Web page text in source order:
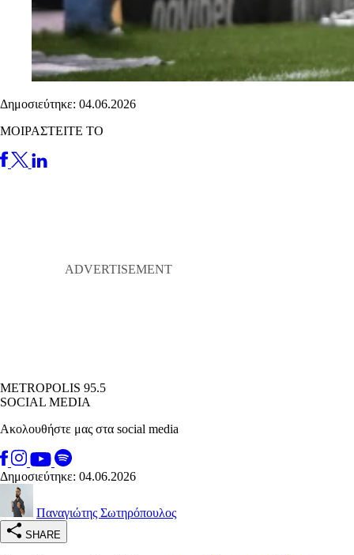
Δημοσιεύτηκε: 04.06.2026
ΜΟΙΡΑΣΤΕΙΤΕ ΤΟ
METROPOLIS 95.5
SOCIAL MEDIA
Ακολουθήστε μας στα social media
Δημοσιεύτηκε: 04.06.2026
Παναγιώτης Σωτηρόπουλος
SHARE